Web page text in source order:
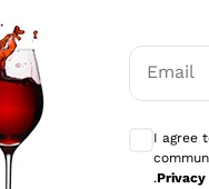
è male ma
Email
I agree
.Privacy